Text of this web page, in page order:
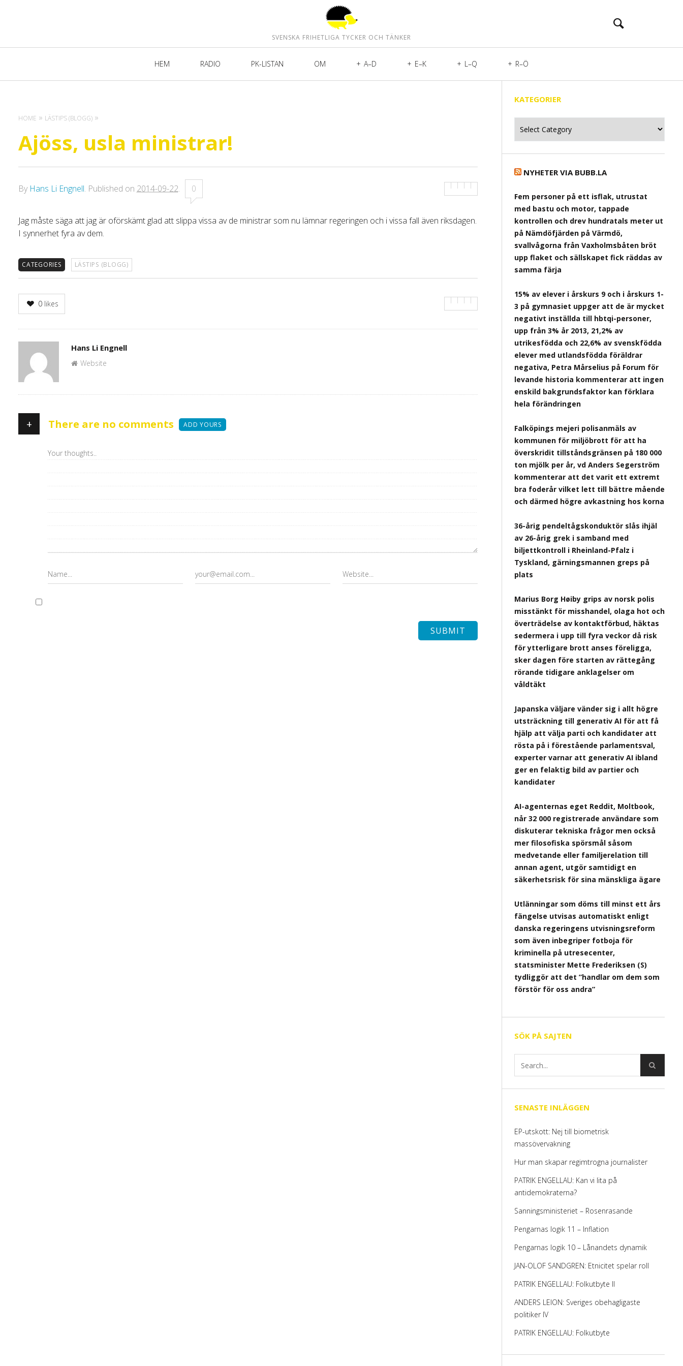
SVENSKA FRIHETLIGA TYCKER OCH TÄNKER
HEM RADIO PK-LISTAN OM A–D E–K L–Q R–Ö
HOME LÄSTIPS (BLOGG)
Ajöss, usla ministrar!
By Hans Li Engnell. Published on 2014-09-22. 0
Jag måste säga att jag är oförskämt glad att slippa vissa av de ministrar som nu lämnar regeringen och i vissa fall även riksdagen.
I synnerhet fyra av dem.
CATEGORIES LÄSTIPS (BLOGG)
0 likes
Author
Hans Li Engnell
Website
+ There are no comments ADD YOURS
KATEGORIER
NYHETER VIA BUBB.LA
Fem personer på ett isflak, utrustat
med bastu och motor, tappade
kontrollen och drev hundratals meter ut
på Nämdöfjärden på Värmdö,
svallvågorna från Vaxholmsbåten bröt
upp flaket och sällskapet fick räddas av
samma färja
15% av elever i årskurs 9 och i årskurs 1-
3 på gymnasiet uppger att de är mycket
negativt inställda till hbtqi-personer,
upp från 3% år 2013, 21,2% av
utrikesfödda och 22,6% av svenskfödda
elever med utlandsfödda föräldrar
negativa, Petra Mårselius på Forum för
levande historia kommenterar att ingen
enskild bakgrundsfaktor kan förklara
hela förändringen
Falköpings mejeri polisanmäls av
kommunen för miljöbrott för att ha
överskridit tillståndsgränsen på 180 000
ton mjölk per år, vd Anders Segerström
kommenterar att det varit ett extremt
bra foderår vilket lett till bättre mående
och därmed högre avkastning hos korna
36-årig pendeltågskonduktör slås ihjäl
av 26-årig grek i samband med
biljettkontroll i Rheinland-Pfalz i
Tyskland, gärningsmannen greps på
plats
Marius Borg Høiby grips av norsk polis
misstänkt för misshandel, olaga hot och
överträdelse av kontaktförbud, häktas
sedermera i upp till fyra veckor då risk
för ytterligare brott anses föreligga,
sker dagen före starten av rättegång
rörande tidigare anklagelser om
våldtäkt
Japanska väljare vänder sig i allt högre
utsträckning till generativ AI för att få
hjälp att välja parti och kandidater att
rösta på i förestående parlamentsval,
experter varnar att generativ AI ibland
ger en felaktig bild av partier och
kandidater
AI-agenternas eget Reddit, Moltbook,
når 32 000 registrerade användare som
diskuterar tekniska frågor men också
mer filosofiska spörsmål såsom
medvetande eller familjerelation till
annan agent, utgör samtidigt en
säkerhetsrisk för sina mänskliga ägare
Utlänningar som döms till minst ett års
fängelse utvisas automatiskt enligt
danska regeringens utvisningsreform
som även inbegriper fotboja för
kriminella på utresecenter,
statsminister Mette Frederiksen (S)
tydliggör att det ”handlar om dem som
förstör för oss andra”
SÖK PÅ SAJTEN
SENASTE INLÄGGEN
EP-utskott: Nej till biometrisk
massövervakning
Hur man skapar regimtrogna journalister
PATRIK ENGELLAU: Kan vi lita på
antidemokraterna?
Sanningsministeriet – Rosenrasande
Pengarnas logik 11 – Inflation
Pengarnas logik 10 – Lånandets dynamik
JAN-OLOF SANDGREN: Etnicitet spelar roll
PATRIK ENGELLAU: Folkutbyte II
ANDERS LEION: Sveriges obehagligaste
politiker IV
PATRIK ENGELLAU: Folkutbyte